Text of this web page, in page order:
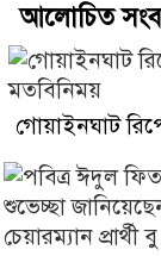
আলোচিত
গোয়াইনঘাট